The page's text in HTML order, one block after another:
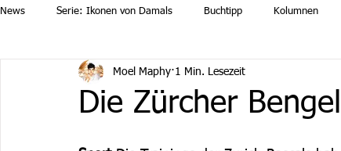
News Serie: Ikonen von Damals Buchtipp Kolumnen
Die Zürcher
Moel Maphy 1 Min. Lesezeit